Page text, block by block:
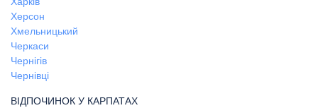
Херсон
Хмельницький
Черкаси
Чернігів
Чернівці
ВІДПОЧИНОК У КАРПАТАХ